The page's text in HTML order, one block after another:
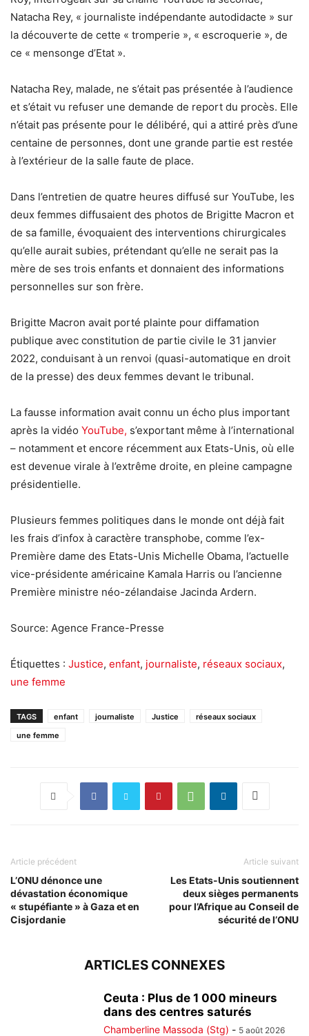
Natacha Rey, « journaliste indépendante autodidacte » sur
la découverte de cette « tromperie », « escroquerie », de
ce « mensonge d’Etat ».
Natacha Rey, malade, ne s’était pas présentée à l’audience
et s’était vu refuser une demande de report du procès. Elle
n’était pas présente pour le délibéré, qui a attiré près d’une
centaine de personnes, dont une grande partie est restée
à l’extérieur de la salle faute de place.
Dans l’entretien de quatre heures diffusé sur YouTube, les
deux femmes diffusaient des photos de Brigitte Macron et
de sa famille, évoquaient des interventions chirurgicales
qu’elle aurait subies, prétendant qu’elle ne serait pas la
mère de ses trois enfants et donnaient des informations
personnelles sur son frère.
Brigitte Macron avait porté plainte pour diffamation
publique avec constitution de partie civile le 31 janvier
2022, conduisant à un renvoi (quasi-automatique en droit
de la presse) des deux femmes devant le tribunal.
La fausse information avait connu un écho plus important
après la vidéo YouTube, s’exportant même à l’international
– notamment et encore récemment aux Etats-Unis, où elle
est devenue virale à l’extrême droite, en pleine campagne
présidentielle.
Plusieurs femmes politiques dans le monde ont déjà fait
les frais d’infox à caractère transphobe, comme l’ex-
Première dame des Etats-Unis Michelle Obama, l’actuelle
vice-présidente américaine Kamala Harris ou l’ancienne
Première ministre néo-zélandaise Jacinda Ardern.
Source: Agence France-Presse
Étiquettes : Justice, enfant, journaliste, réseaux sociaux,
une femme
TAGS enfant journaliste Justice
réseaux sociaux
une femme
Article précédent
L’ONU dénonce une
dévastation économique
« stupéfiante » à Gaza et en
Cisjordanie
Article suivant
Les Etats-Unis soutiennent
deux sièges permanents
pour l’Afrique au Conseil de
sécurité de l’ONU
ARTICLES CONNEXES
Ceuta : Plus de 1 000 mineurs
dans des centres saturés
Chamberline Massoda (Stg) - 5 août 2026